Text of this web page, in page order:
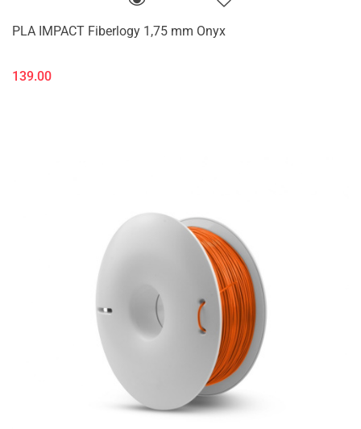
PLA IMPACT Fiberlogy 1,75 mm Onyx
139.00